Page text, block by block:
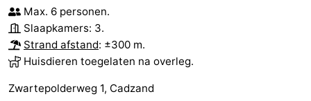
Max. 6 personen.
Slaapkamers: 3.
Strand afstand: ±300 m.
Huisdieren toegelaten na overleg.
Zwartepolderweg 1, Cadzand